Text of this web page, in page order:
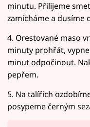
minutu. Přilijeme
zamícháme a dusíme
4. Orestované maso
minuty prohřát,
minut odpočinout.
pepřem.
5. Na talířích
posypeme černým